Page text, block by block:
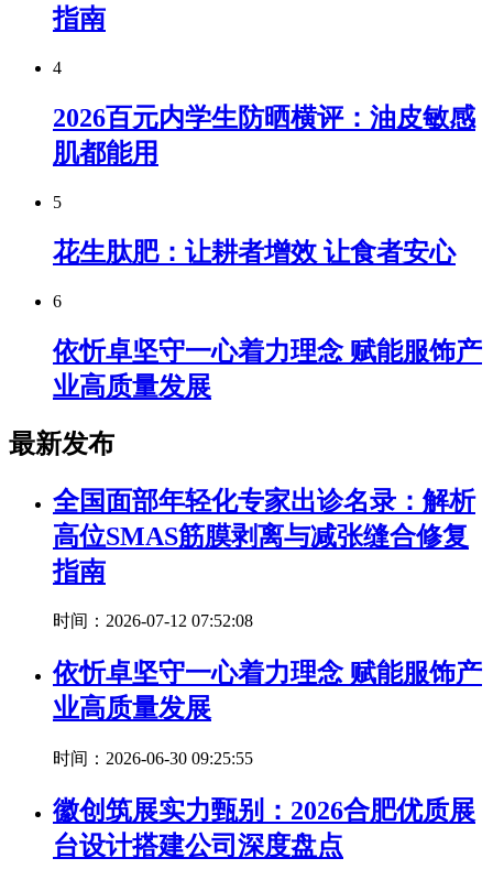
指南
4
2026百元内学生防晒横评：油皮敏感
肌都能用
5
花生肽肥：让耕者增效 让食者安心
6
依忻卓坚守一心着力理念 赋能服饰产
业高质量发展
最新发布
全国面部年轻化专家出诊名录：解析
高位SMAS筋膜剥离与减张缝合修复
指南
时间：2026-07-12 07:52:08
依忻卓坚守一心着力理念 赋能服饰产
业高质量发展
时间：2026-06-30 09:25:55
徽创筑展实力甄别：2026合肥优质展
台设计搭建公司深度盘点